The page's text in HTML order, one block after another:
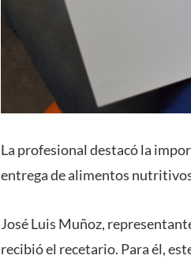
La profesional destacó la
entrega de alimentos
José Luis Muñoz,
recibió el recetario. Para él,